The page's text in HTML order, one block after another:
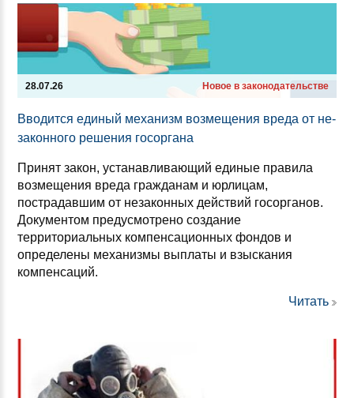
28.07.26 Новое в законодательстве
Вво­дит­ся еди­ный ме­ха­низм воз­ме­ще­ния вре­да от не­
за­кон­но­го ре­ше­ния го­сор­га­на
Принят закон, устанавливающий единые правила
возмещения вреда гражданам и юрлицам,
пострадавшим от незаконных действий госорганов.
Документом предусмотрено создание
территориальных компенсационных фондов и
определены механизмы выплаты и взыскания
компенсаций.
Читать